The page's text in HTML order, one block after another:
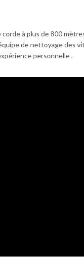
à plus de 800
de nettoyage des
personnelle .